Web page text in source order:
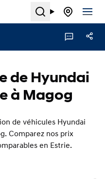
Search
de Hyundai
à Magog
de véhicules Hyundai
Comparez nos prix
en Estrie.